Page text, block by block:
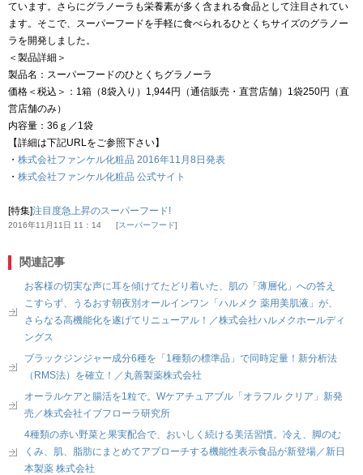
ています。さらにグラノーラも栄養素が多く含まれる食品として注目されてい
ます。そこで、スーパーフードを手軽に食べられるひとくちサイズのグラノー
ラを開発しました。
＜製品詳細＞
製品名：スーパーフードのひとくちグラノーラ
価格＜税込＞：1箱（8袋入り）1,944円（通信販売・直営店舗）1袋250円（直
営店舗のみ）
内容量：36ｇ／1袋
【詳細は下記URLをご参照下さい】
・ 株式会社ファンケル化粧品 2016年11月8日発表
・ 株式会社ファンケル化粧品 公式サイト
[特集]注目度急上昇のスーパーフード!
2016年11月11日 11：14 スーパーフード
関連記事
お客様の切実な声に耳を傾けてたどり着いた、肌の「薄層化」への答え
こすらず、うるおす朝夜別オールインワン「ハルメク 薬用美肌液」が、
さらなる高機能化を遂げてリニューアル！／株式会社ハルメクホールディ
ングス
ブラックジンジャー成分6種を「1種類の標準品」で同時定量！新分析法
（RMS法）を確立！／丸善製薬株式会社
オーラルケアと腸活を1粒で。Wケアチュアブル「オラフル クリア」新発
売／株式会社イブフローラ研究所
4種類の赤い野菜と果実配合で、おいしく続ける美活習慣。冷え、脚のむ
くみ、肌、脂肪にまとめてアプローチする機能性表示食品が新登場／新日
本製薬 株式会社